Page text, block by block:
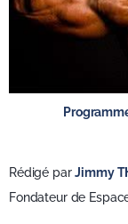
Rédigé parJimmy
Fondateur de